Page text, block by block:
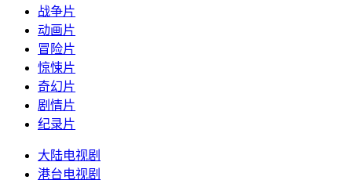
战争片
动画片
冒险片
惊悚片
奇幻片
剧情片
纪录片
大陆电视剧
港台电视剧